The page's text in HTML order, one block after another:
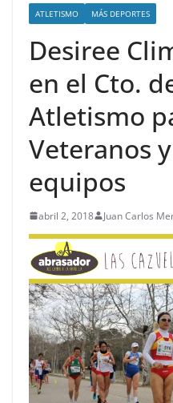
ATLETISMO MÁS DEPORTES
Desiree
en el Cto.
Atletismo
Veteranos
equipos
abril 2, 2018 Juan Carlos